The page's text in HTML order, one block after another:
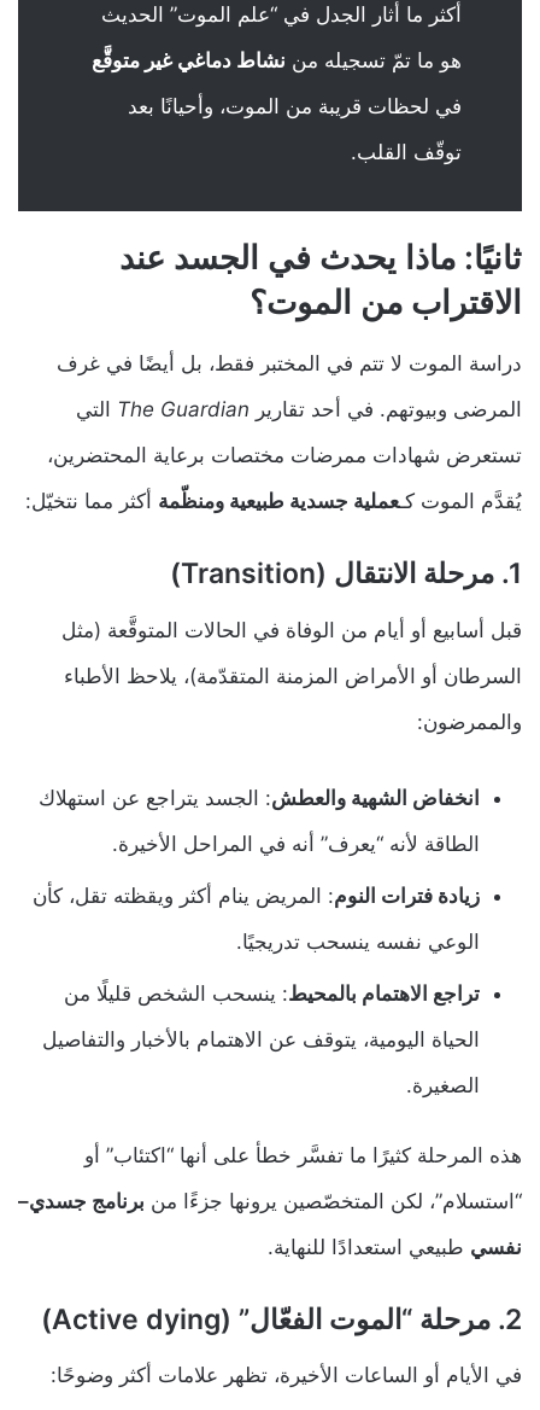
أكثر ما أثار الجدل في “علم الموت” الحديث
هو ما تمّ تسجيله من نشاط دماغي غير متوقَّع
في لحظات قريبة من الموت، وأحيانًا بعد
توقّف القلب.
ثانيًا: ماذا يحدث في الجسد عند
الاقتراب من الموت؟
دراسة الموت لا تتم في المختبر فقط، بل أيضًا في غرف
المرضى وبيوتهم. في أحد تقارير The Guardian التي
تستعرض شهادات ممرضات مختصات برعاية المحتضرين،
يُقدَّم الموت كـعملية جسدية طبيعية ومنظّمة أكثر مما نتخيّل:
1. مرحلة الانتقال (Transition)
قبل أسابيع أو أيام من الوفاة في الحالات المتوقَّعة (مثل
السرطان أو الأمراض المزمنة المتقدّمة)، يلاحظ الأطباء
والممرضون:
انخفاض الشهية والعطش: الجسد يتراجع عن استهلاك
الطاقة لأنه “يعرف” أنه في المراحل الأخيرة.
زيادة فترات النوم: المريض ينام أكثر ويقظته تقل، كأن
الوعي نفسه ينسحب تدريجيًا.
تراجع الاهتمام بالمحيط: ينسحب الشخص قليلًا من
الحياة اليومية، يتوقف عن الاهتمام بالأخبار والتفاصيل
الصغيرة.
هذه المرحلة كثيرًا ما تفسَّر خطأ على أنها “اكتئاب” أو
“استسلام”، لكن المتخصّصين يرونها جزءًا من برنامج جسدي–
نفسي طبيعي استعدادًا للنهاية.
2. مرحلة “الموت الفعّال” (Active dying)
في الأيام أو الساعات الأخيرة، تظهر علامات أكثر وضوحًا: